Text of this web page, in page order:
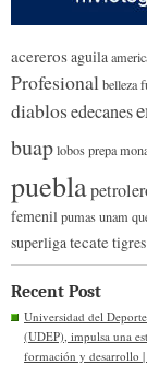
acererosaguila
Profesionalbelleza
diablosedecanes
buaplobos prepa
puebla
femenilpumas unam
superligatecatetigres
Recent Post
Universidad del
(UDEP), impulsa una
formación y desarrollo